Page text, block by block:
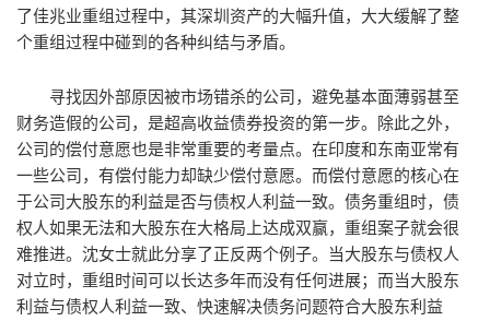
了佳兆业重组过程中，其深圳资产的大幅升值，大大缓解了整
个重组过程中碰到的各种纠结与矛盾。
寻找因外部原因被市场错杀的公司，避免基本面薄弱甚至
财务造假的公司，是超高收益债券投资的第一步。除此之外，
公司的偿付意愿也是非常重要的考量点。在印度和东南亚常有
一些公司，有偿付能力却缺少偿付意愿。而偿付意愿的核心在
于公司大股东的利益是否与债权人利益一致。债务重组时，债
权人如果无法和大股东在大格局上达成双赢，重组案子就会很
难推进。沈女士就此分享了正反两个例子。当大股东与债权人
对立时，重组时间可以长达多年而没有任何进展；而当大股东
利益与债权人利益一致、快速解决债务问题符合大股东利益